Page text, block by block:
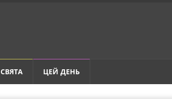
СВЯТА ЦЕЙ ДЕНЬ